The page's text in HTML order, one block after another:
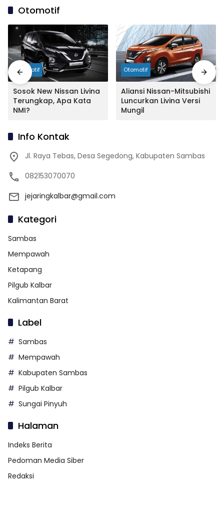
Otomotif
Otomotif
Sosok New Nissan Livina
Terungkap, Apa Kata
NMI?
Otomotif
Aliansi Nissan-Mitsubishi
Luncurkan Livina Versi
Mungil
Info Kontak
Jl. Raya Tebas, Desa Segedong, Kabupaten Sambas
082153070070
jejaringkalbar@gmail.com
Kategori
Sambas
Mempawah
Ketapang
Pilgub Kalbar
Kalimantan Barat
Label
Sambas
Mempawah
Kabupaten Sambas
Pilgub Kalbar
Sungai Pinyuh
Halaman
Indeks Berita
Pedoman Media Siber
Redaksi